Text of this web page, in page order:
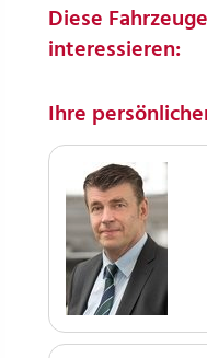
Diese
interessieren:
Ihre